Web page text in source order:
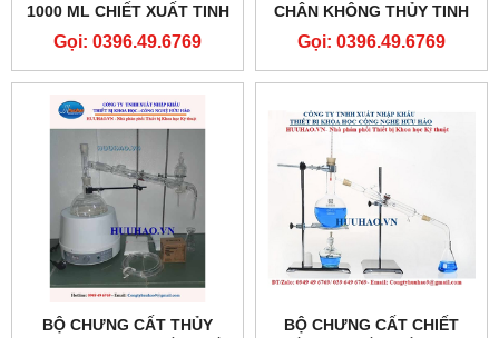
1000 ML CHIẾT XUẤT TINH
DẦU BẰNG HƠI NƯỚC
MINI- CHẤT LIỆU THỦY
Gọi: 0396.49.6769
CHÂN KHÔNG THỦY TINH
2000 ML PHÒNG THÍ
Gọi: 0396.49.6769
BỘ CHƯNG CẤT THỦY
BỘ CHƯNG CẤT CHIẾT